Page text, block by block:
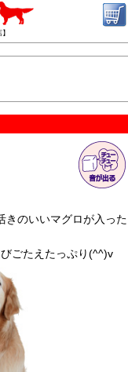
きのいいマグロが入った
ごたえたっぷり(^^)v